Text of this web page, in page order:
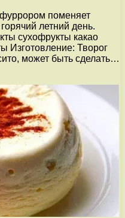
фуррором поменяет
летний день.
сухофрукты какао
Изготовление: Творог
может быть сделать…